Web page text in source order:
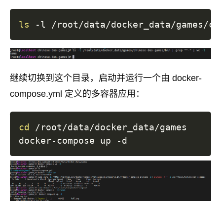
ls -l /root/data/docker_data/games/
继续切换到这个目录，启动并运行一个由 docker-
compose.yml 定义的多容器应用：
cd
/root/data/docker_data/games